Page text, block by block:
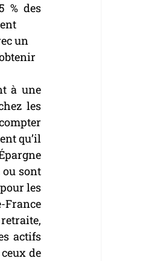
% des
un
à une
les
qu’il
ou sont
les
France
actifs
de